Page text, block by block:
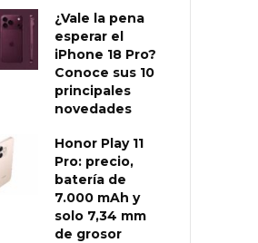
¿Vale la pena
esperar el
iPhone 18 Pro?
Conoce sus 10
principales
novedades
Honor Play 11
Pro: precio,
batería de
7.000 mAh y
solo 7,34 mm
de grosor